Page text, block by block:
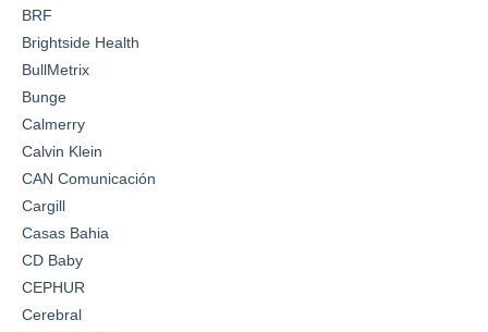
BRF
Brightside Health
BullMetrix
Bunge
Calmerry
Calvin Klein
CAN Comunicación
Cargill
Casas Bahia
CD Baby
CEPHUR
Cerebral